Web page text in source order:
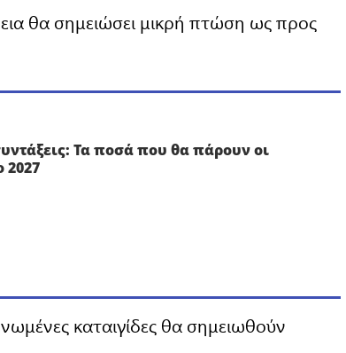
θα σημειώσει μικρή πτώση ως προς
Τα ποσά που θα πάρουν οι
2027
καταιγίδες θα σημειωθούν